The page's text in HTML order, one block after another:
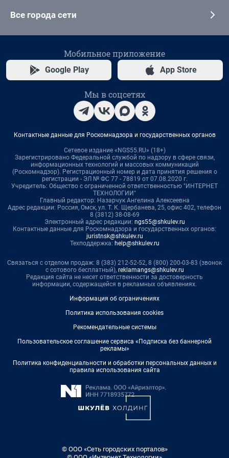
Все города сети
Мобильное приложение
Google Play App Store
Мы в соцсетях
Контактные данные для Роскомнадзора и государственных органов
Сетевое издание «NGS55.RU» (18+)
Зарегистрировано Федеральной службой по надзору в сфере связи,
информационных технологий и массовых коммуникаций
(Роскомнадзор). Регистрационный номер и дата принятия решения о
регистрации - ЭЛ № ФС 77 - 78819 от 07.08.2020 г.
Учредитель: Общество с ограниченной ответственностью "ИНТЕРНЕТ
ТЕХНОЛОГИИ"
Главный редактор: Назарчук Ангелина Алексеевна
Адрес редакции: Россия, Омск, ул. Т. К. Щербанева, 25, офис 402, телефон
8 (3812) 38-08-69
Электронный адрес редакции: ngs55@shkulev.ru
Контактные данные для Роскомнадзора и государственных органов:
juristnsk@shkulev.ru
Техподдержка: help@shkulev.ru
Связаться с отделом продаж: 8 (383) 212-52-52, 8 (800) 200-03-83 (звонок
с сотового бесплатный), reklamangs@shkulev.ru
Редакция сайта не несет ответственности за достоверность
информации, содержащейся в рекламных объявлениях.
Информация об ограничениях
Политика использования cookies
Рекомендательные системы
Пользовательское соглашение сервиса «Подписка без баннерной
рекламы»
Политика конфиденциальности и обработки персональных данных и
правила использования сайта
© ООО «Сеть городских порталов»